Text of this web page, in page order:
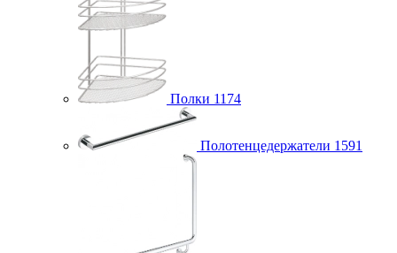
Полки 1174
Полотенцедержатели 1591